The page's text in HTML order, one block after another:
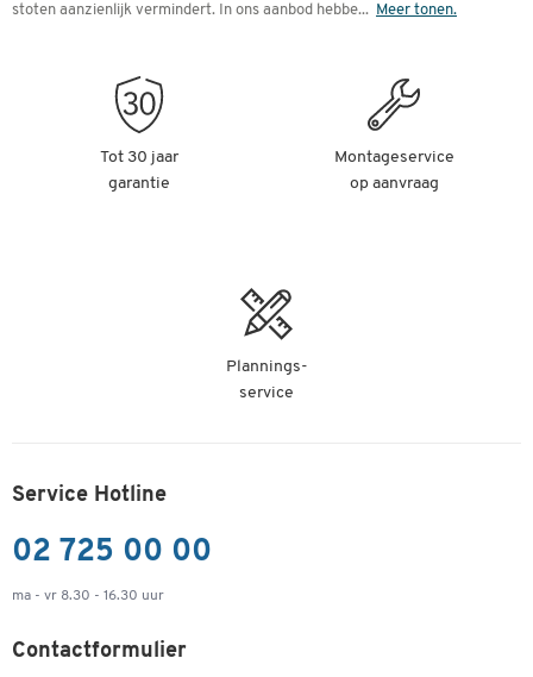
stoten aanzienlijk vermindert. In ons aanbod hebbe... Meer tonen.
Tot 30 jaar
garantie
Montageservice
op aanvraag
Plannings-
service
Service Hotline
02 725 00 00
ma - vr 8.30 - 16.30 uur
Contactformulier